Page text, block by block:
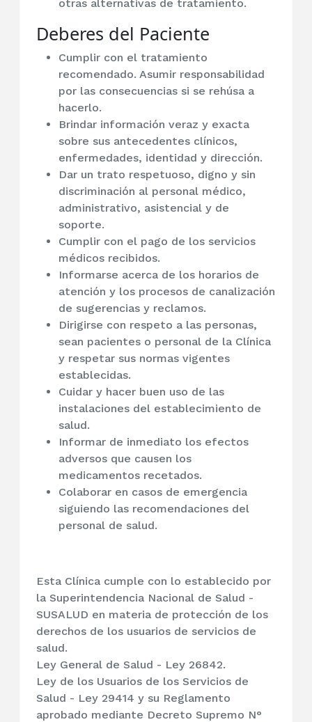
otras alternativas de tratamiento.
Deberes del Paciente
Cumplir con el tratamiento
recomendado. Asumir responsabilidad
por las consecuencias si se rehúsa a
hacerlo.
Brindar información veraz y exacta
sobre sus antecedentes clínicos,
enfermedades, identidad y dirección.
Dar un trato respetuoso, digno y sin
discriminación al personal médico,
administrativo, asistencial y de
soporte.
Cumplir con el pago de los servicios
médicos recibidos.
Informarse acerca de los horarios de
atención y los procesos de canalización
de sugerencias y reclamos.
Dirigirse con respeto a las personas,
sean pacientes o personal de la Clínica
y respetar sus normas vigentes
establecidas.
Cuidar y hacer buen uso de las
instalaciones del establecimiento de
salud.
Informar de inmediato los efectos
adversos que causen los
medicamentos recetados.
Colaborar en casos de emergencia
siguiendo las recomendaciones del
personal de salud.
Esta Clínica cumple con lo establecido por
la Superintendencia Nacional de Salud -
SUSALUD en materia de protección de los
derechos de los usuarios de servicios de
salud.
Ley General de Salud - Ley 26842.
Ley de los Usuarios de los Servicios de
Salud - Ley 29414 y su Reglamento
aprobado mediante Decreto Supremo N°